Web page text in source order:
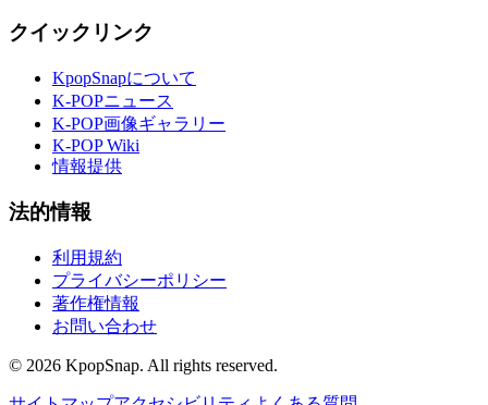
クイックリンク
KpopSnapについて
K-POPニュース
K-POP画像ギャラリー
K-POP Wiki
情報提供
法的情報
利用規約
プライバシーポリシー
著作権情報
お問い合わせ
© 2026 KpopSnap. All rights reserved.